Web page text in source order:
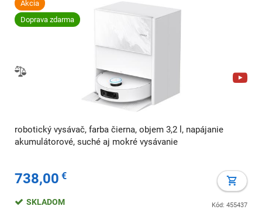
Akcia
Doprava zdarma
robotický vysávač, farba čierna, objem 3,2 l, napájanie
akumulátorové, suché aj mokré vysávanie
738,00 €
Kód: 455437
SKLADOM